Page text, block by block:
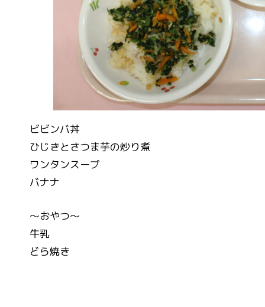
ビビンバ丼
ひじきとさつま芋の炒り煮
ワンタンスープ
バナナ
～おやつ～
牛乳
どら焼き